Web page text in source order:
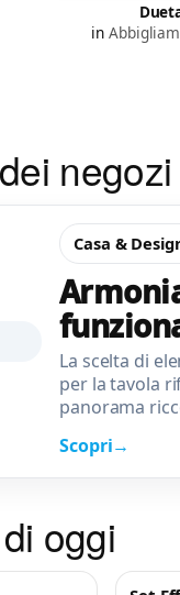
in
negozi
Casa &
La scelta di
per la tavola
panorama
Scopri
oggi